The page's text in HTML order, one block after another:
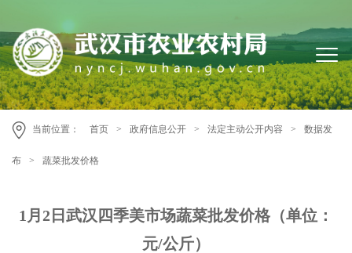
当前位置： 首页 > 政府信息公开 > 法定主动公开内容 > 数据发
布 > 蔬菜批发价格
1月2日武汉四季美市场蔬菜批发价格（单位：
元/公斤）